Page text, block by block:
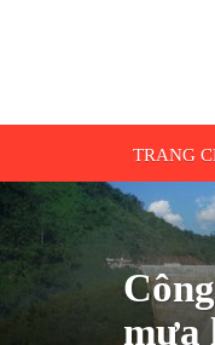
TRANG
mưa